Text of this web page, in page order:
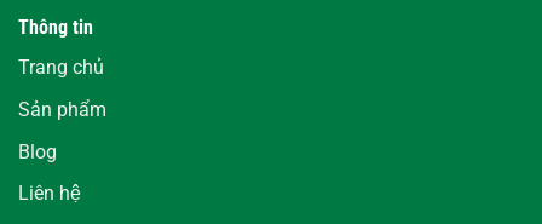
Thông tin
Trang chủ
Sản phẩm
Blog
Liên hệ